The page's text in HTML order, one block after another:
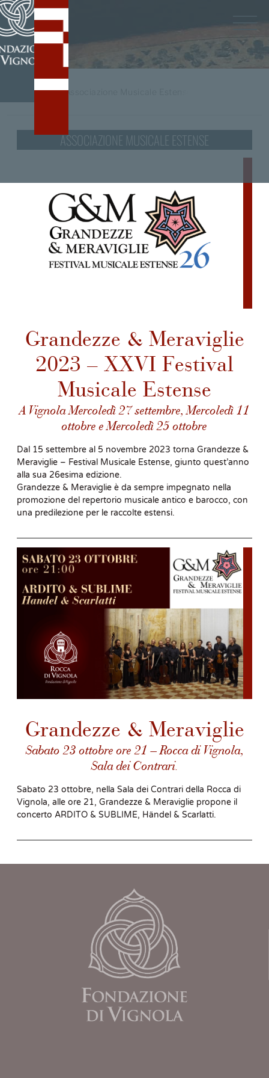
/tag Associazione Musicale Estense
ASSOCIAZIONE MUSICALE ESTENSE
Grandezze & Meraviglie
2023 – XXVI Festival
Musicale Estense
A Vignola Mercoledì 27 settembre, Mercoledì 11
ottobre e Mercoledì 25 ottobre
Dal 15 settembre al 5 novembre 2023 torna Grandezze &
Meraviglie – Festival Musicale Estense, giunto quest’anno
alla sua 26esima edizione.
Grandezze & Meraviglie è da sempre impegnato nella
promozione del repertorio musicale antico e barocco, con
una predilezione per le raccolte estensi.
Grandezze & Meraviglie
Sabato 23 ottobre ore 21 – Rocca di Vignola,
Sala dei Contrari.
Sabato 23 ottobre, nella Sala dei Contrari della Rocca di
Vignola, alle ore 21, Grandezze & Meraviglie propone il
concerto ARDITO & SUBLIME, Händel & Scarlatti.